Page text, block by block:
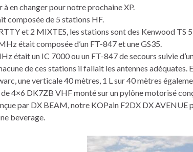
à en changer pour notre prochaine XP.
composée de 5 stations HF.
et 2 MIXTES, les stations sont des Kenwood TS
était composée d’un FT-847 et une GS35.
était un IC 7000 ou un FT-847 de secours suivie
de ces stations il fallait les antennes adéquates.
une verticale 40 mètres, 1 L sur 40 mètres
4×6 DK7ZB VHF monté sur un pylône motorisé
par DX BEAM, notre KOPain F2DX DX AVENUE
beverage.